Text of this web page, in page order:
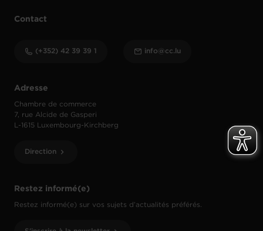
Restez informé(e)
Restez informé(e) sur vos sujets d’actualités préférés.
Adresse
Chambre de commerce
7, rue Alcide de Gasperi
L-1615 Luxembourg-Kirchberg
Direction
Contact
(+352) 42 39 39 1 info@cc.lu